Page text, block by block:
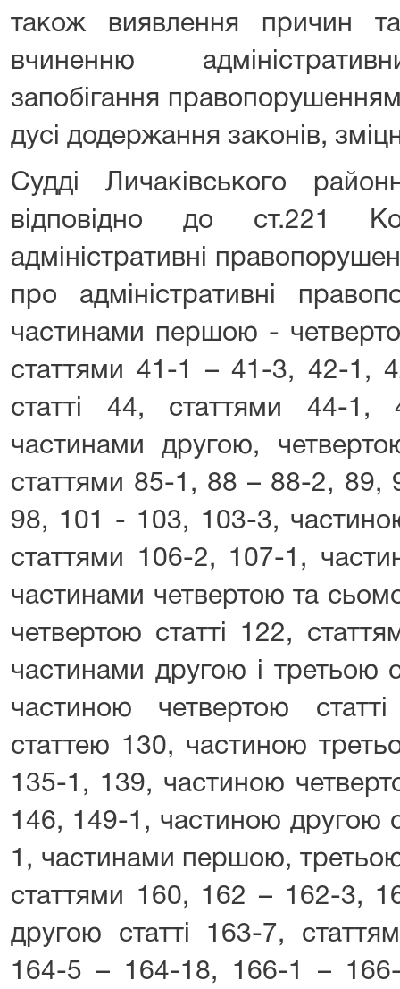
також виявлення причин
вчиненню
запобігання
дусі додержання законів,
Судді Личаківського
відповідно до ст.221
адміністративні
про адміністративні
частинами першою -
статтями 41-1 – 41-3, 42-1,
статті 44, статтями 44-
частинами другою,
статтями 85-1, 88 – 88-2, 89,
98, 101 - 103, 103-3,
статтями 106-2, 107-1,
частинами четвертою та
четвертою статті 122,
частинами другою і третьою
частиною четвертою
статтею 130, частиною
135-1, 139, частиною
146, 149-1, частиною другою
1, частинами першою, третьою
статтями 160, 162 – 162-3,
другою статті 163-7,
164-5 – 164-18, 166-1 –